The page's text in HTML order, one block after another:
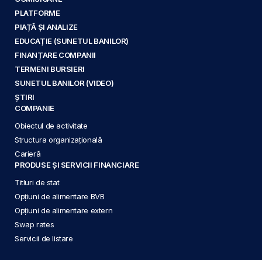
PLATFORME
PIAȚĂ ȘI ANALIZE
EDUCAȚIE (SUNETUL BANILOR)
FINANȚARE COMPANII
TERMENI BURSIERI
SUNETUL BANILOR (VIDEO)
ȘTIRI
COMPANIE
Obiectul de activitate
Structura organizațională
Carieră
PRODUSE ȘI SERVICII FINANCIARE
Titluri de stat
Opțiuni de alimentare BVB
Opțiuni de alimentare extern
Swap rates
Servicii de listare